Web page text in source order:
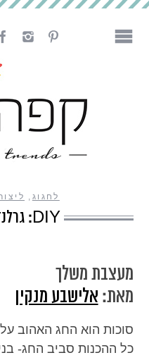
לחגוג ,
DIY: גרלנדת עלים לסוכה
מעצבת משלך
מאת: אלישבע מנקין
סוכות הוא החג האהוב
כל ההכנות סביב החג-